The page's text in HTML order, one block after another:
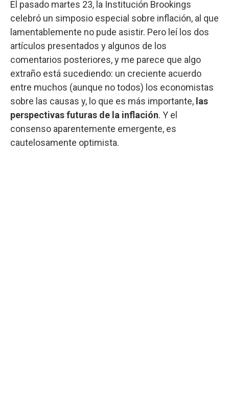
El pasado martes 23, la Institución Brookings
celebró un simposio especial sobre inflación, al que
lamentablemente no pude asistir. Pero leí los dos
artículos presentados y algunos de los
comentarios posteriores, y me parece que algo
extraño está sucediendo: un creciente acuerdo
entre muchos (aunque no todos) los economistas
sobre las causas y, lo que es más importante, las
perspectivas futuras de la inflación. Y el
consenso aparentemente emergente, es
cautelosamente optimista.